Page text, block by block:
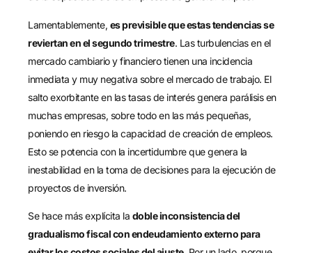
Lamentablemente, es previsible que estas tendencias se
reviertan en el segundo trimestre. Las turbulencias en el
mercado cambiario y financiero tienen una incidencia
inmediata y muy negativa sobre el mercado de trabajo. El
salto exorbitante en las tasas de interés genera parálisis en
muchas empresas, sobre todo en las más pequeñas,
poniendo en riesgo la capacidad de creación de empleos.
Esto se potencia con la incertidumbre que genera la
inestabilidad en la toma de decisiones para la ejecución de
proyectos de inversión.
Se hace más explícita la doble inconsistencia del
gradualismo fiscal con endeudamiento externo para